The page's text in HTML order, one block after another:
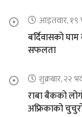
आइतवार, १९
बर्दिवासको
सफलता
शुक्रबार, २२
राबा बैकको
अफ्रिकाको